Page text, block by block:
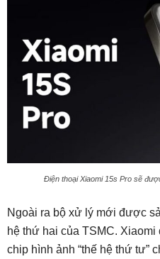
Điện thoại Xiaomi 15s Pro sẽ
Ngoài ra bộ xử lý mới được
hệ thứ hai của TSMC.
chip hình ảnh “thế hệ thứ tư”